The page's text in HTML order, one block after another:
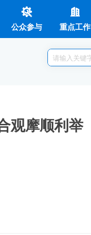
公众参与 重点工作
观摩顺利举